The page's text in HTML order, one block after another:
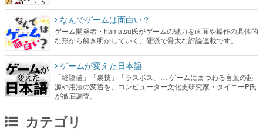
なんでゲームは面白い？
ゲーム開発者・hamatsu氏がゲームの魅力を画面や操作の具体的
な形から解き明かしていく、硬派で骨太な評論連載です。
ゲームが変えた日本語
「経験値」「裏技」「ラスボス」… ゲームにまつわる言葉の起
源や用法の変遷を、コンピューター文化史研究家・タイニーP氏
が徹底調査。
カテゴリ